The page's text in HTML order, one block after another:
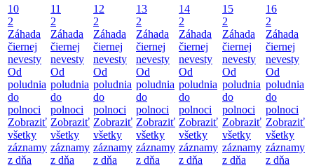
10
2
Záhada
čiernej
nevesty
Od
poludnia
do
polnoci
Zobraziť
všetky
záznamy
z dňa
11
2
Záhada
čiernej
nevesty
Od
poludnia
do
polnoci
Zobraziť
všetky
záznamy
z dňa
12
2
Záhada
čiernej
nevesty
Od
poludnia
do
polnoci
Zobraziť
všetky
záznamy
z dňa
13
2
Záhada
čiernej
nevesty
Od
poludnia
do
polnoci
Zobraziť
všetky
záznamy
z dňa
14
2
Záhada
čiernej
nevesty
Od
poludnia
do
polnoci
Zobraziť
všetky
záznamy
z dňa
15
2
Záhada
čiernej
nevesty
Od
poludnia
do
polnoci
Zobraziť
všetky
záznamy
z dňa
16
2
Záhada
čiernej
nevesty
Od
poludnia
do
polnoci
Zobraziť
všetky
záznamy
z dňa